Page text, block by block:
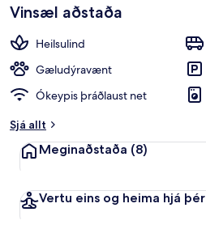
Vinsæl aðstaða
Heilsulind
Gæludýravænt
Ókeypis þráðlaust net
Sjá allt
Meginaðstaða (8)
Vertu eins og heima hjá þér